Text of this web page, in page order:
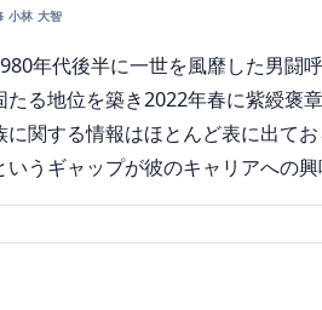
小林 大智
年代後半に一世を風靡した男闘
たる地位を築き2022年春に紫綬褒
に関する情報はほとんど表に出て
いうギャップが彼のキャリアへの